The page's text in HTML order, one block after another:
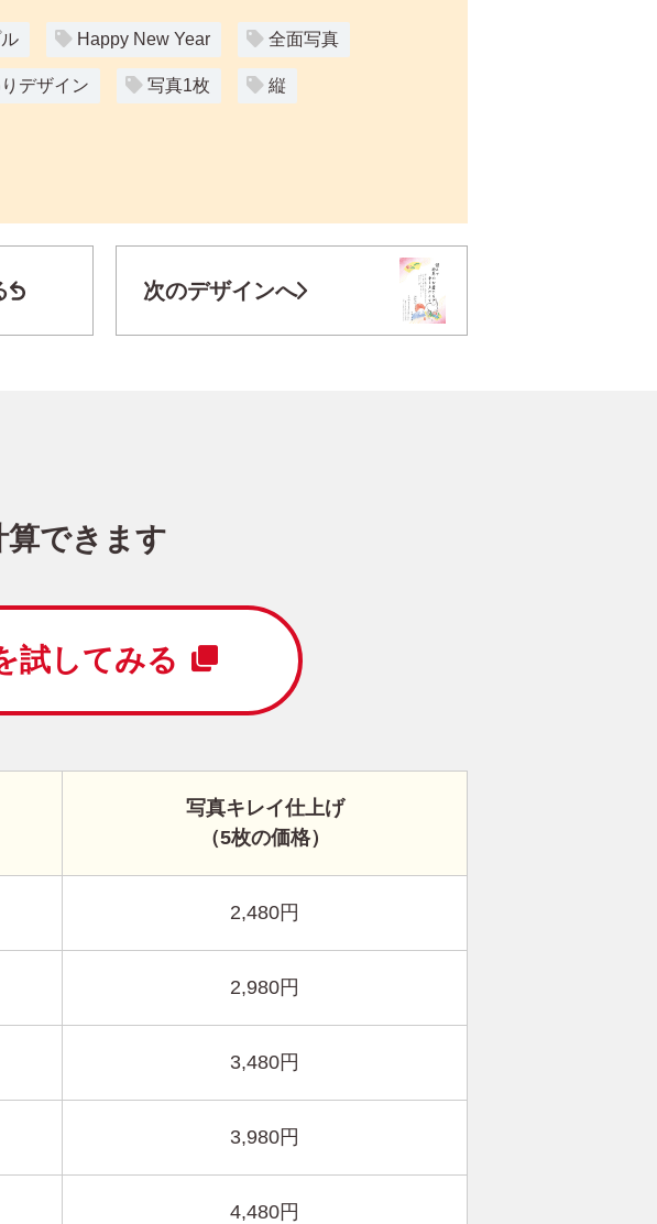
Happy New Year 全面写真
デザイン 写真1枚 縦
真1枚 写真入り年賀状
デザイン 写真1枚 縦
次のデザインへ
算できます
試してみる
写真キレイ仕上げ
（5枚の価格）
2,480円
2,980円
3,480円
3,980円
4,480円